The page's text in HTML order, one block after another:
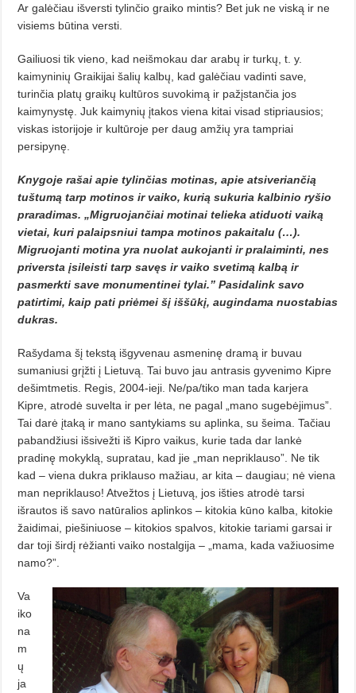
Ar galėčiau išversti tylinčio graiko mintis? Bet juk ne viską ir ne
visiems būtina versti.
Gailiuosi tik vieno, kad neišmo­kau dar arabų ir turkų, t. y.
kaimyni­nių Graikijai šalių kalbų, kad galėčiau vadinti save‚
turinčia platų graikų kultūros suvokimą ir pažįstančia jos
kaimynystę. Juk kaimynių įtakos vie­na kitai visad stipriausios;
viskas istorijoje ir kultūroje per daug amžių yra tampriai
persipynę.
Knygoje rašai apie tylinčias motinas, apie atsiveriančią
tuštu­mą tarp motinos ir vaiko, kurią su­kuria kalbinio ryšio
praradimas. „Migruojančiai motinai telie­ka ati­duoti vaiką
vietai, kuri pa­laipsniui tampa motinos pakaitalu (…).
Migruojanti motina yra nuolat aukojanti ir pralaiminti, nes
pri­versta įsileisti tarp savęs ir vai­ko svetimą kalbą ir
pasmerkti save monumentinei tylai.” Pasidalink savo
patirtimi, kaip pati priėmei šį iššūkį, augindama nuostabias
duk­­ras.
Rašydama šį tekstą išgyvenau as­meninę dramą ir buvau
sumaniusi grįžti į Lietuvą. Tai buvo jau antrasis gyvenimo Kipre
dešimtmetis. Regis, 2004-ieji. Ne/pa/tiko man tada karje­ra
Kipre, atrodė suvelta ir per lėta, ne pagal „mano sugebėjimus”.
Tai darė įtaką ir mano santykiams su aplinka, su šeima. Tačiau
pabandžiusi išsi­vež­ti iš Kipro vaikus, kurie tada dar lan­kė
pradinę mokyklą, supratau, kad jie „man nepriklauso”. Ne tik
kad – viena dukra priklauso mažiau, ar kita – daugiau; nė viena
man nepriklauso! Atvežtos į Lietuvą, jos išties at­rodė tarsi
išrautos iš savo natūralios aplinkos – kitokia kūno kalba, kitokie
žaidimai, piešiniuose – kitokios spalvos, kitokie tariami garsai ir
dar toji širdį rėžianti vaiko nostalgija – „mama, kada važiuosime
namo?”.
Va
iko
na
m
ų
ja